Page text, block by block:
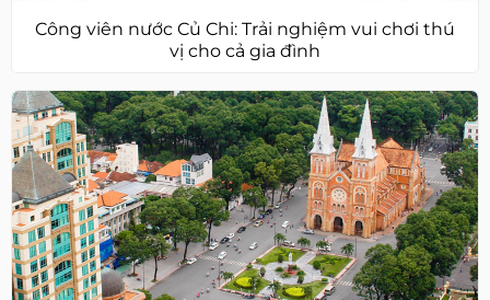
Công viên nước Củ Chi: Trải nghiệm vui chơi thú
vị cho cả gia đình